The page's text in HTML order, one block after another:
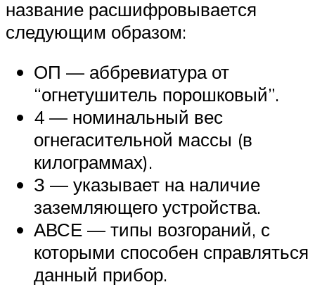
название расшифровывается
следующим образом:
ОП — аббревиатура от
“огнетушитель порошковый”.
4 — номинальный вес
огнегасительной массы (в
килограммах).
З — указывает на наличие
заземляющего устройства.
АВСЕ — типы возгораний, с
которыми способен справляться
данный прибор.